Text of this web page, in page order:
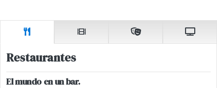
Restaurantes
El mundo en un bar.